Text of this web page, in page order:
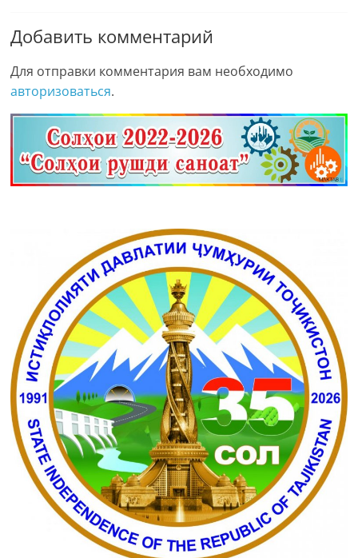
Добавить комментарий
Для отправки комментария вам необходимо
авторизоваться.